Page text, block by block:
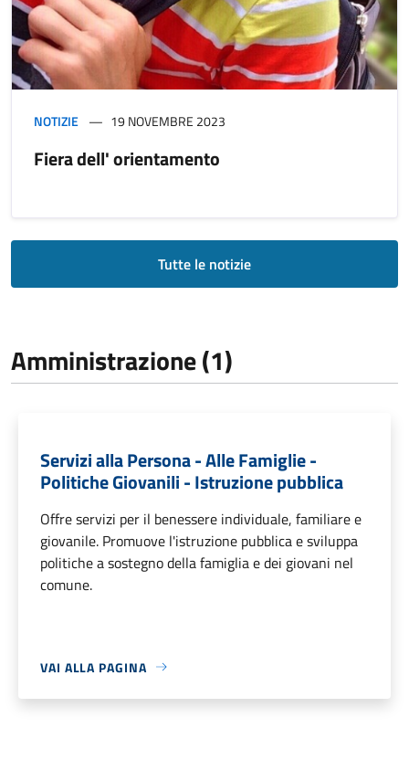
NOTIZIE 19 NOVEMBRE 2023
Fiera dell' orientamento
Tutte le notizie
Amministrazione (1)
Servizi alla Persona - Alle Famiglie -
Politiche Giovanili - Istruzione pubblica
Offre servizi per il benessere individuale, familiare e
giovanile. Promuove l'istruzione pubblica e sviluppa
politiche a sostegno della famiglia e dei giovani nel
comune.
VAI ALLA PAGINA